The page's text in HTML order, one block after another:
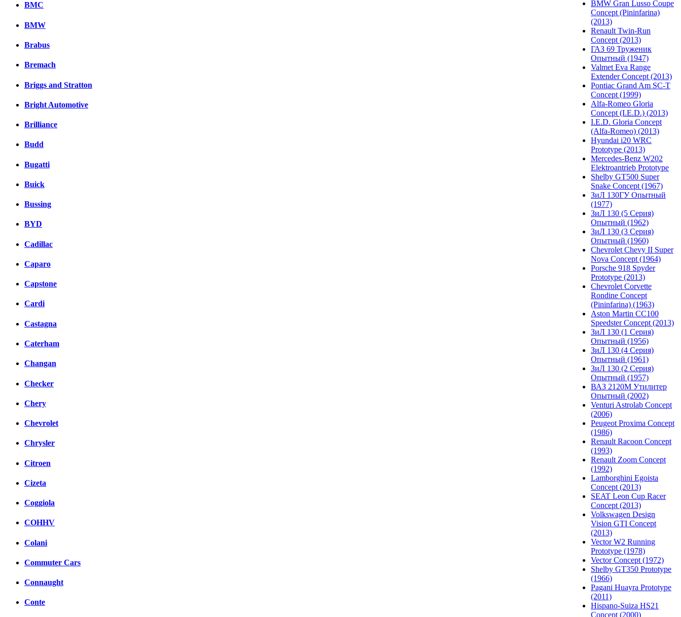
BMC
BMW
Brabus
Bremach
Briggs and Stratton
Bright Automotive
Brilliance
Budd
Bugatti
Buick
Bussing
BYD
Cadillac
Caparo
Capstone
Cardi
Castagna
Caterham
Changan
Checker
Chery
Chevrolet
Chrysler
Citroen
Cizeta
Coggiola
COHHV
Colani
Commuter Cars
Connaught
Conte
BMW Gran Lusso Coupe
Concept (Pininfarina)
(2013)
Renault Twin-Run
Concept (2013)
ГАЗ 69 Труженик
Опытный (1947)
Valmet Eva Range
Extender Concept (2013)
Pontiac Grand Am SC-T
Concept (1999)
Alfa-Romeo Gloria
Concept (I.E.D.) (2013)
I.E.D. Gloria Concept
(Alfa-Romeo) (2013)
Hyundai i20 WRC
Prototype (2013)
Mercedes-Benz W202
Elektroantrieb Prototype
Shelby GT500 Super
Snake Concept (1967)
ЗиЛ 130ГУ Опытный
(1977)
ЗиЛ 130 (5 Серия)
Опытный (1962)
ЗиЛ 130 (3 Серия)
Опытный (1960)
Chevrolet Chevy II Super
Nova Concept (1964)
Porsche 918 Spyder
Prototype (2013)
Chevrolet Corvette
Rondine Concept
(Pininfarina) (1963)
Aston Martin CC100
Speedster Concept (2013)
ЗиЛ 130 (1 Серия)
Опытный (1956)
ЗиЛ 130 (4 Серия)
Опытный (1961)
ЗиЛ 130 (2 Серия)
Опытный (1957)
ВАЗ 2120М Утилитер
Опытный (2002)
Venturi Astrolab Concept
(2006)
Peugeot Proxima Concept
(1986)
Renault Racoon Concept
(1993)
Renault Zoom Concept
(1992)
Lamborghini Egoista
Concept (2013)
SEAT Leon Cup Racer
Concept (2013)
Volkswagen Design
Vision GTI Concept
(2013)
Vector W2 Running
Prototype (1978)
Vector Concept (1972)
Shelby GT350 Prototype
(1966)
Pagani Huayra Prototype
(2011)
Hispano-Suiza HS21
Concept (2000)